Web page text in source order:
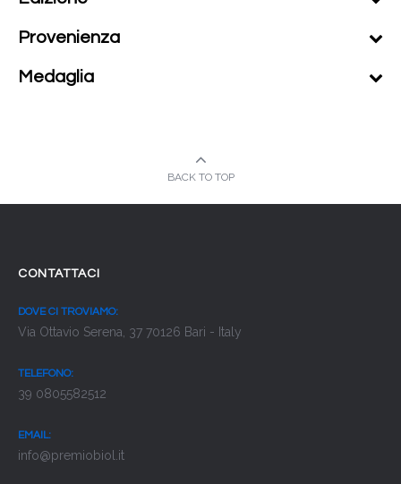
Provenienza
Medaglia
BACK TO TOP
CONTATTACI
DOVE CI TROVIAMO:
Via Ottavio Serena, 37 70126 Bari - Italy
TELEFONO:
39 0805582512
EMAIL:
info@premiobiol.it